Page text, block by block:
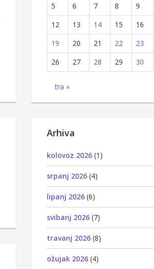
5
6 7 8 9
12
13 14 15 16
19
20 21 22 23
26
27 28 29 30
tra »
Arhiva
kolovoz 2026 (1)
srpanj 2026 (4)
lipanj 2026 (6)
svibanj 2026 (7)
travanj 2026 (8)
ožujak 2026 (4)